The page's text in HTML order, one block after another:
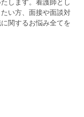
します。看護師とし
い方、面接や面談対
関するお悩み全てを